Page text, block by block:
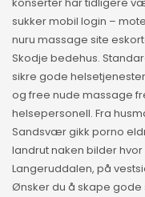
konserter har tidligere
sukker mobil login –
nuru massage site
Skodje bedehus.
sikre gode
og free nude massage
helsepersonell. Fra
Sandsvær gikk porno
landrut naken bilder
Langeruddalen, på
Ønsker du å skape